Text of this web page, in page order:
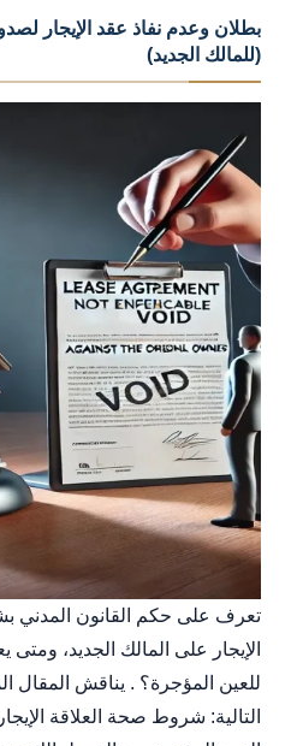
اسئناف
فعلية
التي
يجب
تجنبها
بطلان وعدم نفاذ عقد الإيجار
(للمالك الجديد)
تعرف على حكم القانون المدني
الإيجار على المالك الجديد، ومتى
للعين المؤجرة؟ . يناقش المقال
التالية: شروط صحة العلاقة